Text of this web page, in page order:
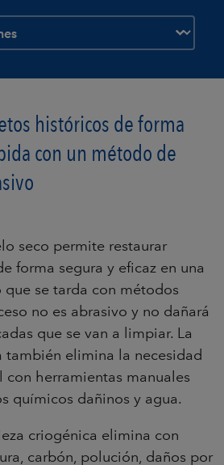
históricos de forma
con un método de
seco permite restaurar
forma segura y eficaz en una
se tarda con métodos
no es abrasivo y no dañará
que se van a limpiar. La
también elimina la necesidad
herramientas manuales
químicos dañinos y agua.
criogénica elimina con
carbón, polución, daños por